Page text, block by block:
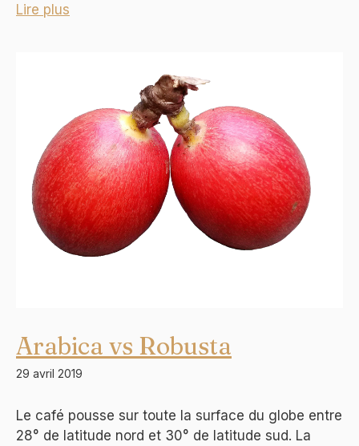
Lire plus
Arabica vs Robusta
29 avril 2019
Le café pousse sur toute la surface du globe entre
28° de latitude nord et 30° de latitude sud. La